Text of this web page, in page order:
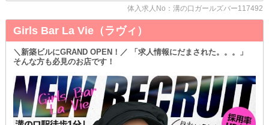
♪
～お試しバイトでしっかり確認～
「このお店、いいかも…！」
そう思っていただけたら、体験入店へお越しください◎
当店は『複数回体入OK』です！
客層や営業風景など、気になる点は本入店前にまとめてチェックで
体入求人No：溝の口ガールズバー117492
Girls Bar La Vie（ラヴィ）
＼新築ビルにGRAND OPEN！／ 「求人情報にだまされた。。。」
そんな方も必見のお店です！